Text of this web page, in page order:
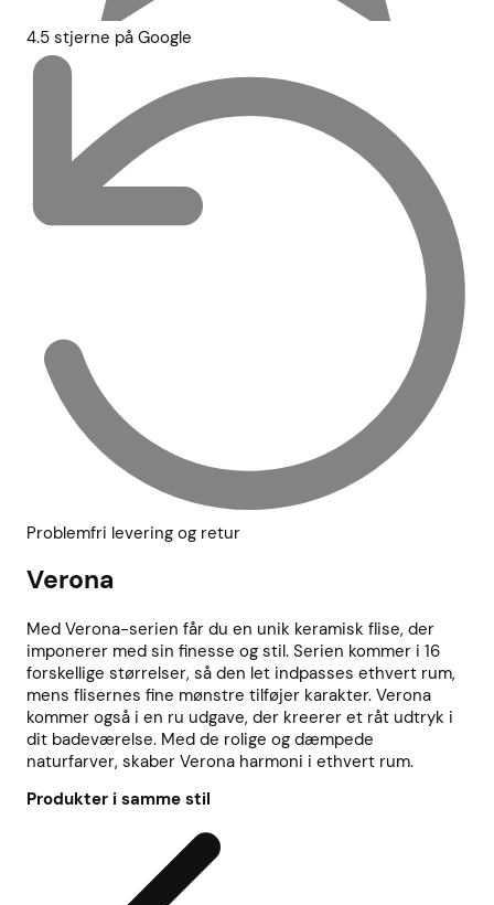
4.5 stjerne på Google
Problemfri levering og retur
Verona
Med Verona-serien får du en unik keramisk flise, der
imponerer med sin finesse og stil. Serien kommer i 16
forskellige størrelser, så den let indpasses ethvert rum,
mens flisernes fine mønstre tilføjer karakter. Verona
kommer også i en ru udgave, der kreerer et råt udtryk i
dit badeværelse. Med de rolige og dæmpede
naturfarver, skaber Verona harmoni i ethvert rum.
Produkter i samme stil